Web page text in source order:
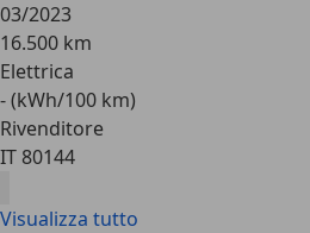
03/2023
16.500 km
Elettrica
- (kWh/100 km)
Rivenditore
IT 80144
Visualizza tutto